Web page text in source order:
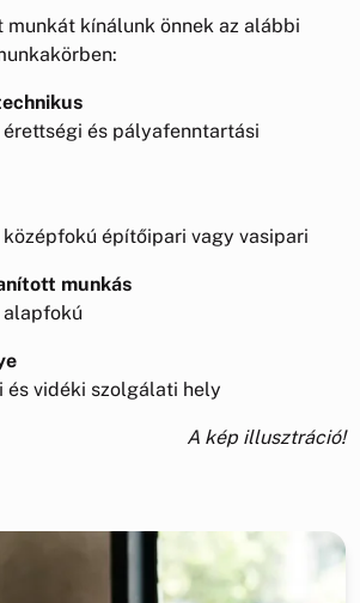
munkát kínálunk önnek az alábbi
és pályafenntartási
építőipari vagy vasipari
munkás
alapfokú
és vidéki szolgálati hely
A kép illusztráció!